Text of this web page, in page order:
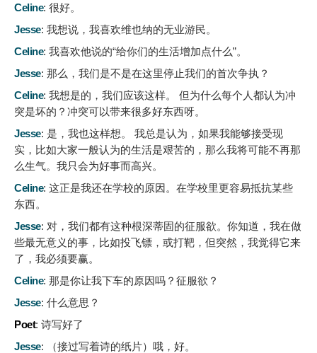
Celine: 很好。
Jesse: 我想说，我喜欢维也纳的无业游民。
Celine: 我喜欢他说的“给你们的生活增加点什么”。
Jesse: 那么，我们是不是在这里停止我们的首次争执？
Celine: 我想是的，我们应该这样。 但为什么每个人都认为冲
突是坏的？冲突可以带来很多好东西呀。
Jesse: 是，我也这样想。 我总是认为，如果我能够接受现
实，比如大家一般认为的生活是艰苦的，那么我将可能不再那
么生气。我只会为好事而高兴。
Celine: 这正是我还在学校的原因。在学校里更容易抵抗某些
东西。
Jesse: 对，我们都有这种根深蒂固的征服欲。你知道，我在做
些最无意义的事，比如投飞镖，或打靶，但突然，我觉得它来
了，我必须要赢。
Celine: 那是你让我下车的原因吗？征服欲？
Jesse: 什么意思？
Poet: 诗写好了
Jesse:
（接过写着诗的纸片）哦，好。